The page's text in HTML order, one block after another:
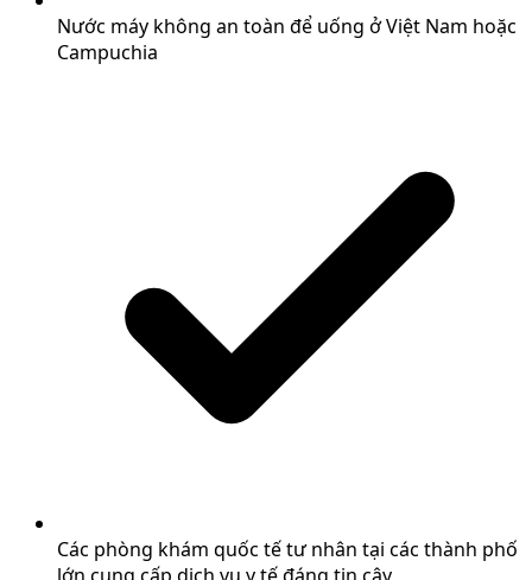
Nước máy không an toàn để uống ở Việt Nam hoặc
Campuchia
Các phòng khám quốc tế tư nhân tại các thành phố